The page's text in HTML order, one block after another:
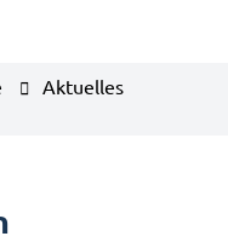
Aktuelles